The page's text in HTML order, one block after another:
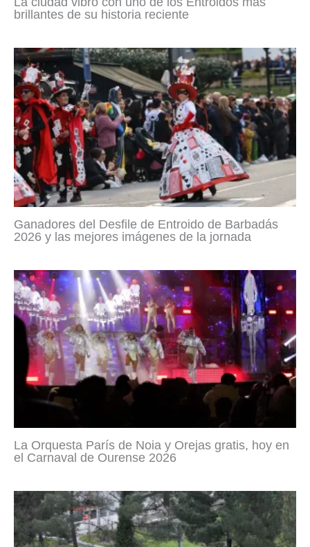
brillantes de su historia reciente
Ganadores del Desfile de Entroido de Barbadás
2026 y las mejores imágenes de la jornada
La Orquesta París de Noia y Orejas gratis, hoy en
el Carnaval de Ourense 2026